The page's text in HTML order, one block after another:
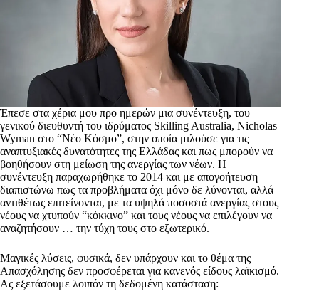
Έπεσε στα χέρια μου προ ημερών μια συνέντευξη, του
γενικού διευθυντή του ιδρύματος Skilling Australia, Nicholas
Wyman στο “Νέο Κόσμο”, στην οποία μιλούσε για τις
αναπτυξιακές δυνατότητες της Ελλάδας και πως μπορούν να
βοηθήσουν στη μείωση της ανεργίας των νέων. Η
συνέντευξη παραχωρήθηκε το 2014 και με απογοήτευση
διαπιστώνω πως τα προβλήματα όχι μόνο δε λύνονται, αλλά
αντιθέτως επιτείνονται, με τα υψηλά ποσοστά ανεργίας στους
νέους να χτυπούν “κόκκινο” και τους νέους να επιλέγουν να
αναζητήσουν … την τύχη τους στο εξωτερικό.
Μαγικές λύσεις, φυσικά, δεν υπάρχουν και το θέμα της
Απασχόλησης δεν προσφέρεται για κανενός είδους λαϊκισμό.
Ας εξετάσουμε λοιπόν τη δεδομένη κατάσταση: